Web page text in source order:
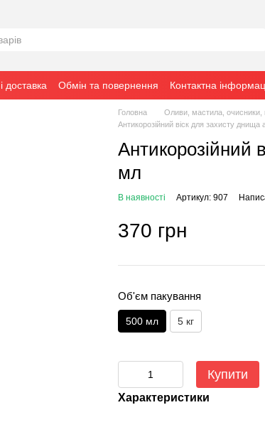
доставка Обмін та повернення Контактна
Головна Оливи, мастила, очисники,
Антикорозійний віск для захисту
Антикорозійний
мл
В наявності Артикул: 907
370 грн
Об'єм пакування
500 мл 5 кг
Купити
Характеристики